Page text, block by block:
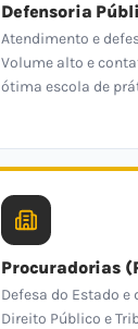
Defensoria
Atendimento e
Volume alto e
ótima escola de
Procuradorias
Defesa do Estado
Direito Público e